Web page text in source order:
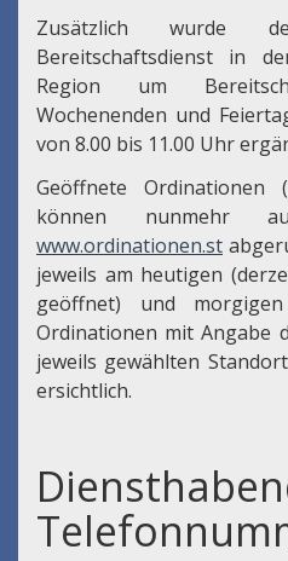
Zusätzlich wurde
Bereitschaftsdienst in
Region um
Wochenenden und
von 8.00 bis 11.00 Uhr
Geöffnete Ordinationen
können nunmehr
www.ordinationen.st
jeweils am heutigen
geöffnet) und
Ordinationen mit Angabe
jeweils gewählten
ersichtlich.